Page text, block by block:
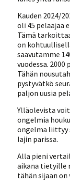
Kauden 2024/
oli 45 pelaajaa
Tämä
on
saavutamme
vuodessa. 2000
Tähän
pystyvätkö
paljon uusia
Ylläolevista
ongelmia
ongelma liittyy
lajin parissa.
Alla pieni
aikana tietyille
tähän sijaan on